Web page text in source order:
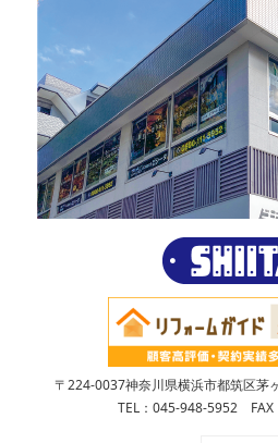
〒224-0037神奈川県横浜市都筑区茅
TEL：045-948-5952 FAX